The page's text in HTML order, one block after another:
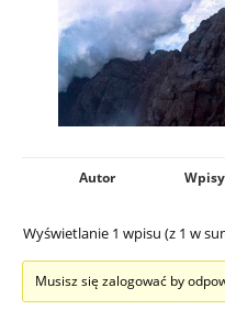
Autor Wpisy
Wyświetlanie 1 wpisu (z 1 w
Musisz się zalogować by